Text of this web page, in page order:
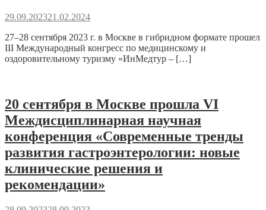
29.09.202321.02.2024
27–28 сентября 2023 г. в Москве в гибридном формате прошел
III Международный конгресс по медицинскому и
оздоровительному туризму «ИнМедтур – […]
20 сентября в Москве прошла VI
Междисциплинарная научная
конференция «Современные тренды
развития гастроэнтерологии: новые
клинические решения и
рекомендации»